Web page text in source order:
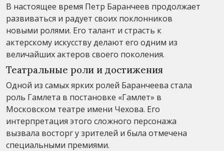
В настоящее время Петр Баранчеев продолжает
развиваться и радует своих поклонников
новыми ролями. Его талант и страсть к
актерскому искусству делают его одним из
величайших актеров своего поколения.
Театральные роли и достижения
Одной из самых ярких ролей Баранчеева стала
роль Гамлета в постановке «Гамлет» в
Московском театре имени Чехова. Его
интерпретация этого сложного персонажа
вызвала восторг у зрителей и была отмечена
специальными премиями.